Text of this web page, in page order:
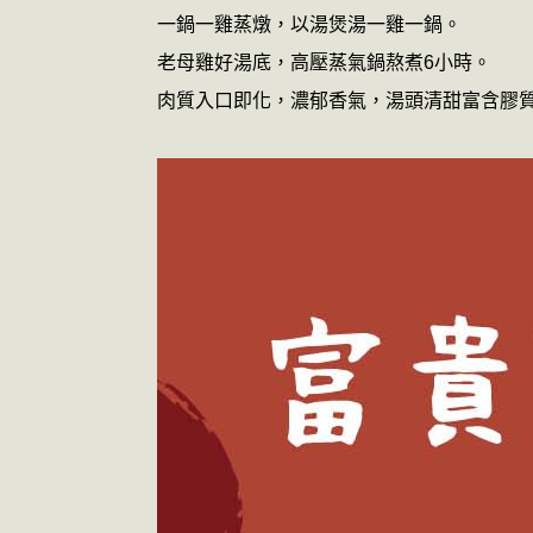
一鍋一雞蒸燉，以湯煲湯一雞一鍋。
老母雞好湯底，高壓蒸氣鍋熬煮6小時。
肉質入口即化，濃郁香氣，湯頭清甜富含膠